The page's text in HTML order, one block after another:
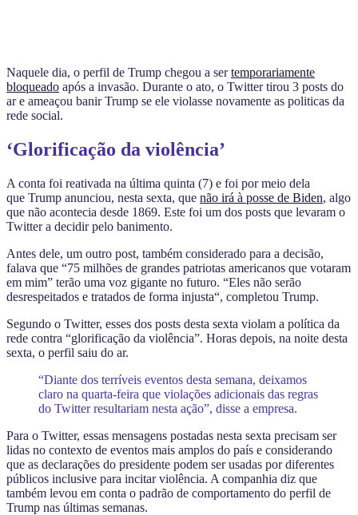
Naquele dia, o perfil de Trump chegou a sertemporariamente
bloqueado após a invasão. Durante o ato, o Twitter tirou 3 posts do
ar e ameaçou banir Trump se ele violasse novamente as politicas da
rede social.
‘Glorificação da violência’
A conta foi reativada na última quinta (7) e foi por meio dela
que Trump anunciou, nesta sexta, que não irá à posse de Biden, algo
que não acontecia desde 1869. Este foi um dos posts que levaram o
Twitter a decidir pelo banimento.
Antes dele, um outro post, também considerado para a decisão,
falava que “75 milhões de grandes patriotas americanos que votaram
em mim” terão uma voz gigante no futuro. “Eles não serão
desrespeitados e tratados de forma injusta“, completou Trump.
Segundo o Twitter, esses dos posts desta sexta violam a política da
rede contra “glorificação da violência”. Horas depois, na noite desta
sexta, o perfil saiu do ar.
“Diante dos terríveis eventos desta semana, deixamos
claro na quarta-feira que violações adicionais das regras
do Twitter resultariam nesta ação”, disse a empresa.
Para o Twitter, essas mensagens postadas nesta sexta precisam ser
lidas no contexto de eventos mais amplos do país e considerando
que as declarações do presidente podem ser usadas por diferentes
públicos inclusive para incitar violência. A companhia diz que
também levou em conta o padrão de comportamento do perfil de
Trump nas últimas semanas.